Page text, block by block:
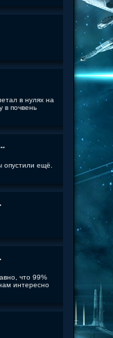
в нулях на
в почвень
ещё.
что 99%
интересно